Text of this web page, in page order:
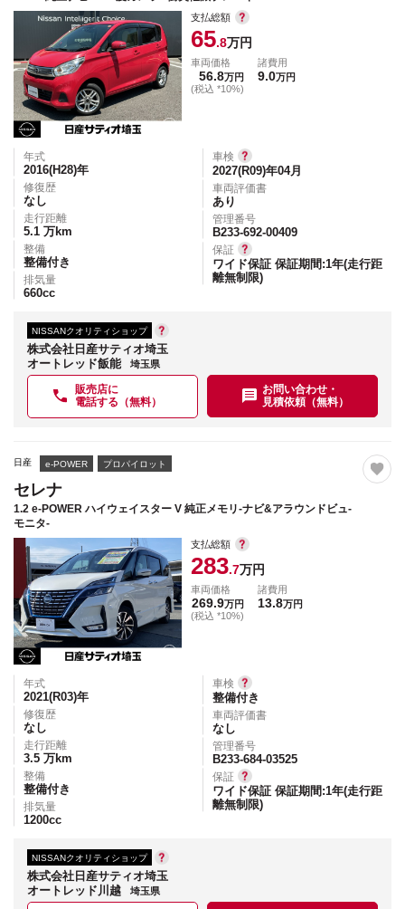
支払総額
65.8万円
車両価格
56.8万円
(税込 *10%)
諸費用
9.0万円
年式
2016(H28)年
修復歴
なし
走行距離
5.1 万km
整備
整備付き
排気量
660cc
車検
2027(R09)年04月
車両評価書
あり
管理番号
B233-692-00409
保証
ワイド保証 保証期間:1年(走行距
離無制限)
NISSANクオリティショップ
株式会社日産サティオ埼玉
オートレッド飯能
埼玉県
販売店に
電話する（無料）
お問い合わせ・
見積依頼（無料）
日産 e-POWER プロパイロット
セレナ
1.2 e-POWER ハイウェイスター V 純正メモリ-ナビ&アラウンドビュ-
モニタ-
支払総額
283.7万円
車両価格
269.9万円
(税込 *10%)
諸費用
13.8万円
年式
2021(R03)年
修復歴
なし
走行距離
3.5 万km
整備
整備付き
排気量
1200cc
車検
整備付き
車両評価書
なし
管理番号
B233-684-03525
保証
ワイド保証 保証期間:1年(走行距
離無制限)
NISSANクオリティショップ
株式会社日産サティオ埼玉
オートレッド川越
埼玉県